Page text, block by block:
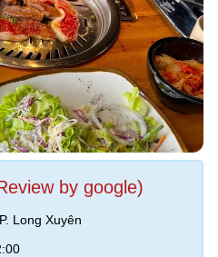
by google)
Long Xuyên